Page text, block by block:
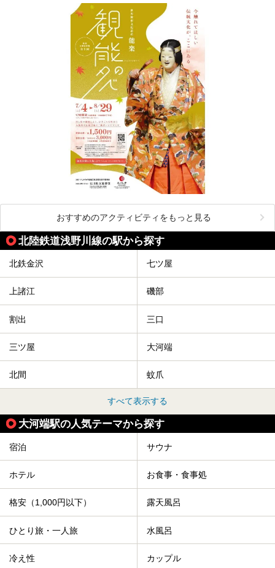
おすすめのアクティビティをもっと見る
北陸鉄道浅野川線の駅から探す
北鉄金沢 七ツ屋
上諸江 磯部
割出 三口
三ツ屋 大河端
北間 蚊爪
すべて表示する
大河端駅の人気テーマから探す
宿泊 サウナ
ホテル お食事・食事処
格安（1,000円以下） 露天風呂
ひとり旅・一人旅 水風呂
冷え性 カップル